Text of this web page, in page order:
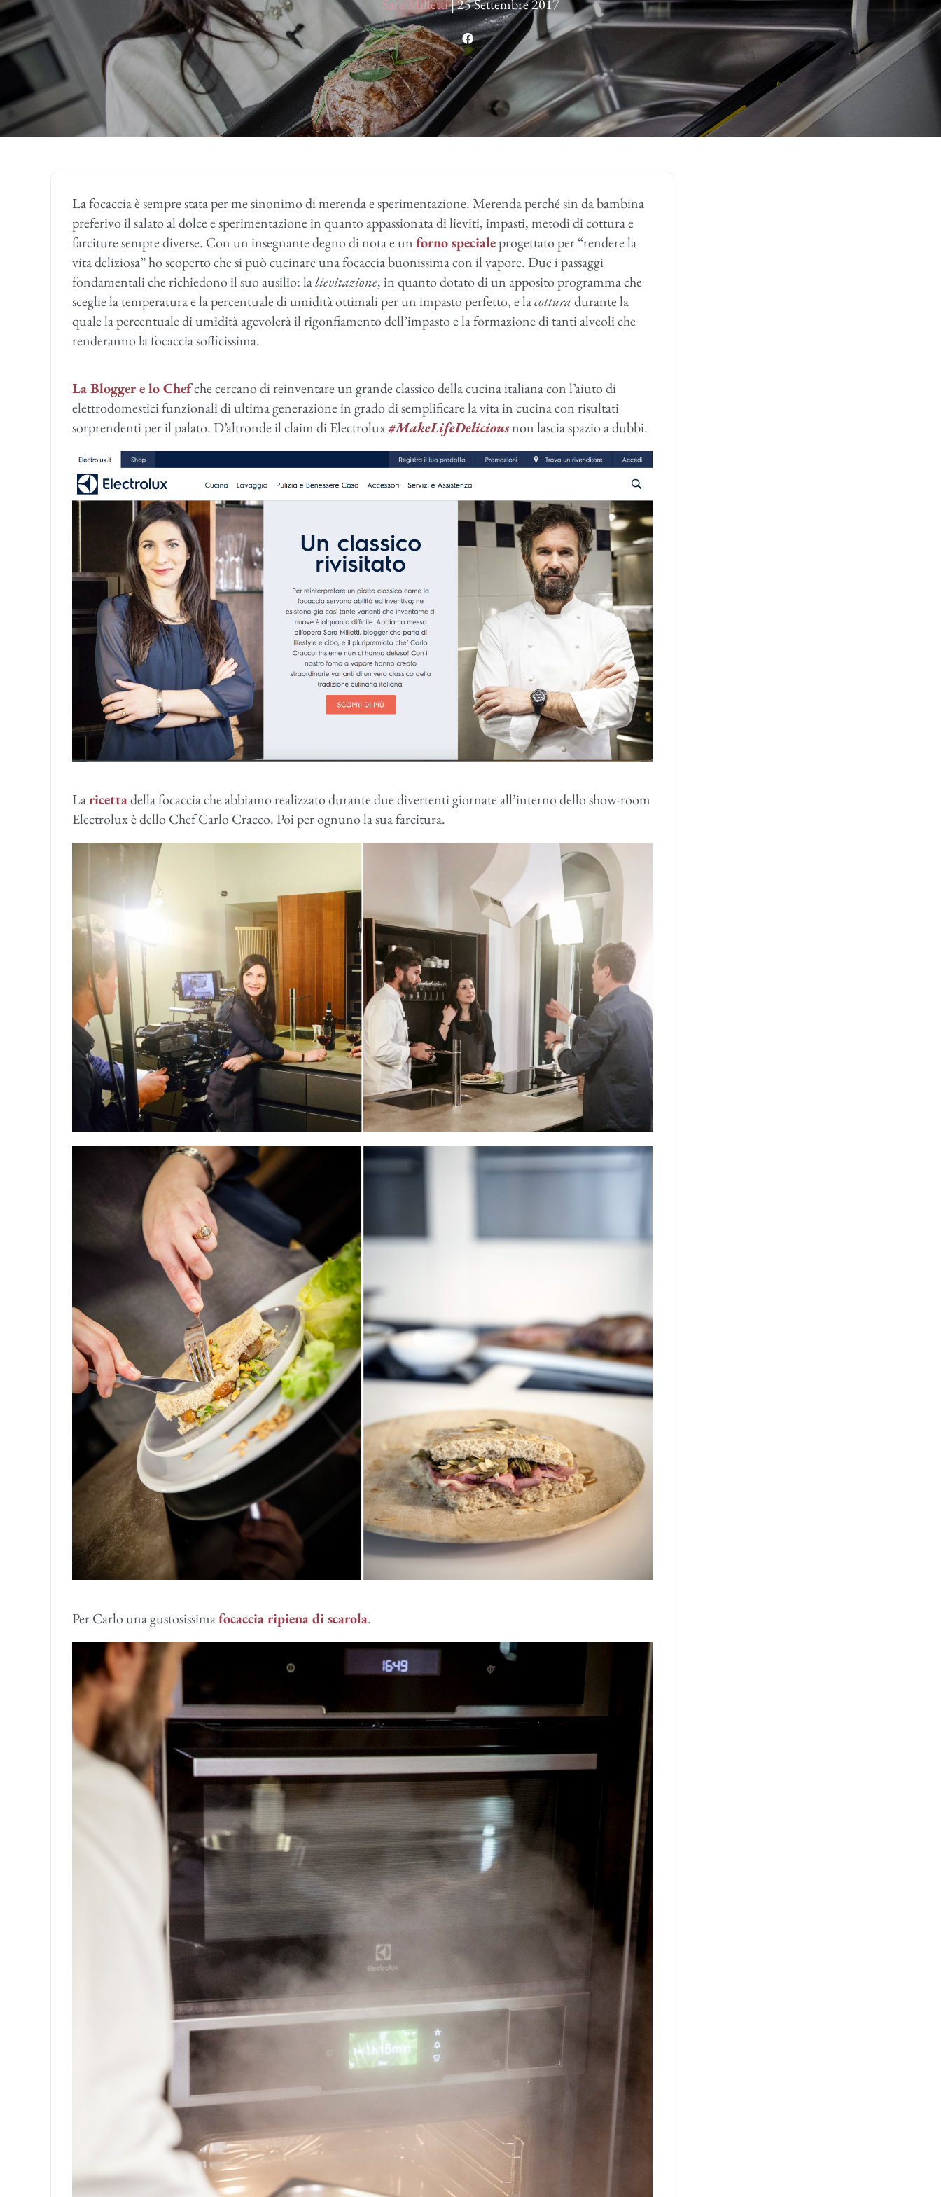
Sara Milletti|25 Settembre 2017
La focaccia è sempre stata per me sinonimo di merenda e sperimentazione. Merenda perché sin da bambina
preferivo il salato al dolce e sperimentazione in quanto appassionata di lieviti, impasti, metodi di cottura e
farciture sempre diverse. Con un insegnante degno di nota e unforno specialeprogettato per “rendere la
vita deliziosa” ho scoperto che si può cucinare una focaccia buonissima con il vapore. Due i passaggi
fondamentali che richiedono il suo ausilio: lalievitazione, in quanto dotato di un apposito programma che
sceglie la temperatura e la percentuale di umidità ottimali per un impasto perfetto, e lacotturadurante la
quale la percentuale di umidità agevolerà il rigonfiamento dell’impasto e la formazione di tanti alveoli che
renderanno la focaccia sofficissima.
La Blogger e lo Chefche cercano di reinventare un grande classico della cucina italiana con l’aiuto di
elettrodomestici funzionali di ultima generazione in grado di semplificare la vita in cucina con risultati
sorprendenti per il palato. D’altronde il claim di Electrolux#MakeLifeDeliciousnon lascia spazio a dubbi.
Laricettadella focaccia che abbiamo realizzato durante due divertenti giornate all’interno dello show-room
Electrolux è dello Chef Carlo Cracco. Poi per ognuno la sua farcitura.
Per Carlo una gustosissimafocaccia ripiena di scarola.